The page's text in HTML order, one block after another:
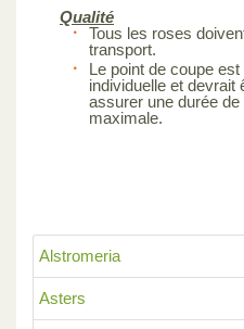
Alstromeria
Asters
Qualité
Tous les roses
transport.
Le point de coupe
individuelle et devrait
assurer une durée
maximale.